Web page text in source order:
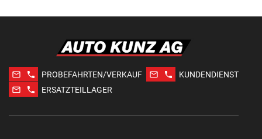
mail_outline phone PROBEFAHRTEN/VERKAUF mail_outline phone
KUNDENDIENST
mail_outline
phone ERSATZTEILLAGER